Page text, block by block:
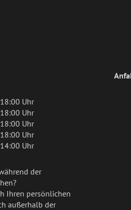
Uhr
Uhr
Uhr
Uhr
Uhr
der
Ihren persönlichen
außerhalb der